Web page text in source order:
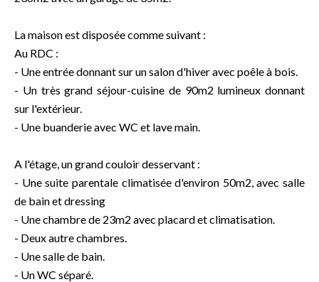
La maison est disposée comme suivant :
Au RDC :
- Une entrée donnant sur un salon d'hiver avec poêle à bois.
- Un très grand séjour-cuisine de 90m2 lumineux donnant
sur l'extérieur.
- Une buanderie avec WC et lave main.
A l'étage, un grand couloir desservant :
- Une suite parentale climatisée d'environ 50m2, avec salle
de bain et dressing
- Une chambre de 23m2 avec placard et climatisation.
- Deux autre chambres.
- Une salle de bain.
- Un WC séparé.